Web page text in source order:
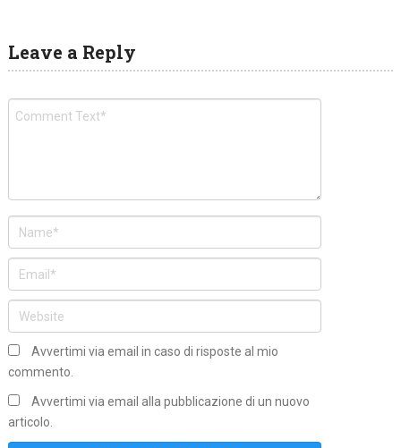
Leave a Reply
Avvertimi via email in caso di risposte al mio
commento.
Avvertimi via email alla pubblicazione di un nuovo
articolo.